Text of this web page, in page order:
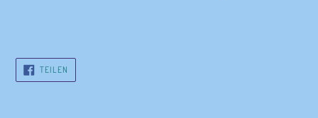
TEILEN
TEILEN